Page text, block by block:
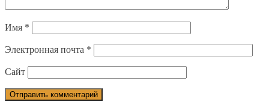
Имя *
Электронная почта *
Сайт